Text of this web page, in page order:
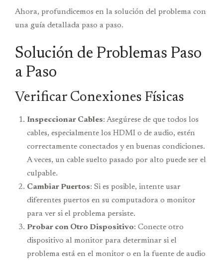
Ahora, profundicemos en la solución del problema con
una guía detallada paso a paso.
Solución de Problemas Paso
a Paso
Verificar Conexiones Físicas
Inspeccionar Cables: Asegúrese de que todos los
cables, especialmente los HDMI o de audio, estén
correctamente conectados y en buenas condiciones.
A veces, un cable suelto pasado por alto puede ser el
culpable.
Cambiar Puertos: Si es posible, intente usar
diferentes puertos en su computadora o monitor
para ver si el problema persiste.
Probar con Otro Dispositivo: Conecte otro
dispositivo al monitor para determinar si el
problema está en el monitor o en la fuente de audio